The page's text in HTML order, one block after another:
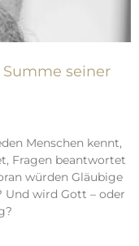
seiner
Menschen kennt,
Fragen beantwortet
würden Gläubige
Und wird Gott – oder